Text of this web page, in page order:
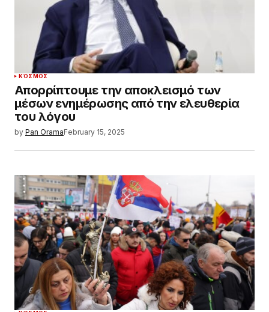
ΚΌΣΜΟΣ
Απορρίπτουμε την αποκλεισμό των
μέσων ενημέρωσης από την ελευθερία
του λόγου
by Pan OramaFebruary 15, 2025